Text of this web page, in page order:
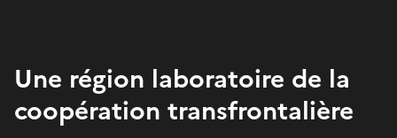
Une région laboratoire de la
coopération transfrontalière